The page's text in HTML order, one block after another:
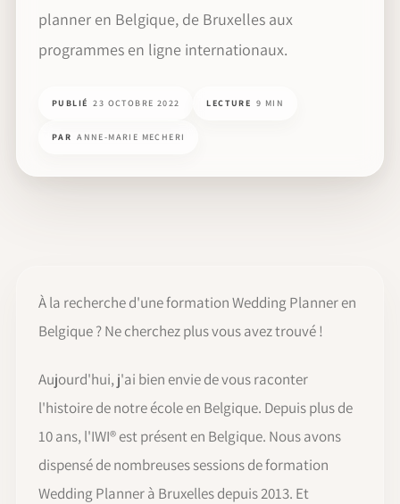
planner en Belgique, de Bruxelles aux
programmes en ligne internationaux.
PUBLIÉ 23 OCTOBRE 2022 LECTURE 9 MIN
PAR ANNE-MARIE MECHERI
À la recherche d'une formation Wedding Planner en
Belgique ? Ne cherchez plus vous avez trouvé !
Aujourd'hui, j'ai bien envie de vous raconter
l'histoire de notre école en Belgique. Depuis plus de
10 ans, l'IWI® est présent en Belgique. Nous avons
dispensé de nombreuses sessions de formation
Wedding Planner à Bruxelles depuis 2013. Et